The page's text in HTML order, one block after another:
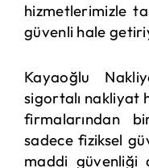
hizmetlerimizle
güvenli hale
Kayaoğlu
sigortalı nakliyat
firmalarından
sadece fiziksel
maddi güvenliği